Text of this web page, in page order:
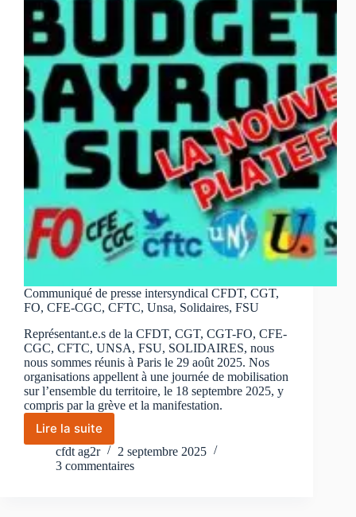
gouvernementale
contestable
Communiqué de presse intersyndical CFDT, CGT,
FO, CFE-CGC, CFTC, Unsa, Solidaires, FSU
Représentant.e.s de la CFDT, CGT, CGT-FO, CFE-
CGC, CFTC, UNSA, FSU, SOLIDAIRES, nous
nous sommes réunis à Paris le 29 août 2025. Nos
organisations appellent à une journée de mobilisation
sur l’ensemble du territoire, le 18 septembre 2025, y
compris par la grève et la manifestation.
Lire la suiteCommuniqué
de
presse
cfdt ag2r
2 septembre 2025
3 commentaires